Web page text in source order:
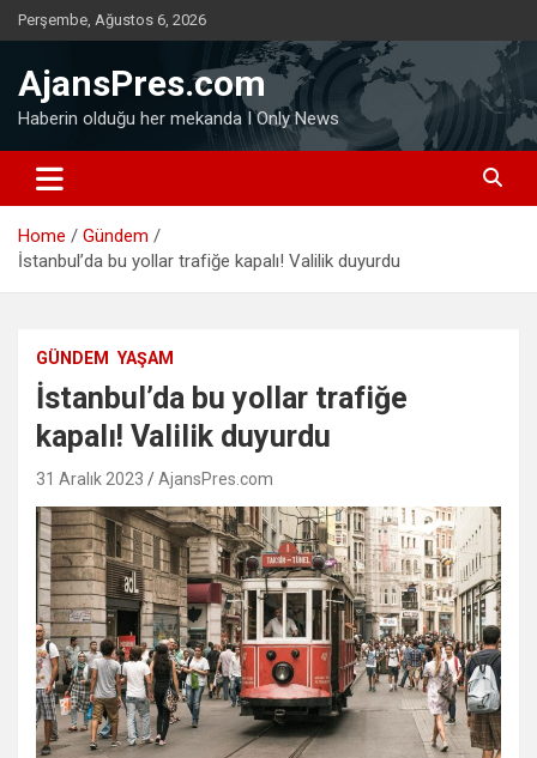
Skip
to
Perşembe, Ağustos 6, 2026
AjansPres.com
Haberin olduğu her mekanda I Only News
Home
Gündem
İstanbul’da bu yollar trafiğe kapalı! Valilik duyurdu
GÜNDEM YAŞAM
İstanbul’da bu yollar trafiğe
kapalı! Valilik duyurdu
31 Aralık 2023 AjansPres.com